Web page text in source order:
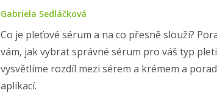
Gabriela Sedláčková
Co je pleťové sérum a na co přesně slouží?
vám, jak vybrat správné sérum pro váš typ
vysvětlíme rozdíl mezi sérem a krémem a
aplikací.